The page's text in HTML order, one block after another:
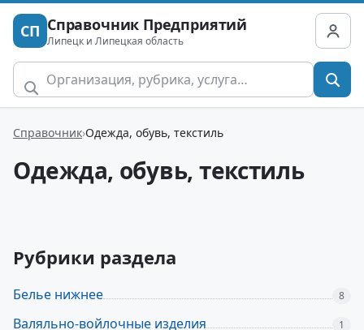
СП Справочник Предприятий
Липецк и Липецкая область
Справочник Одежда, обувь, текстиль
Одежда, обувь, текстиль
Рубрики раздела
Белье нижнее 8
Валяльно-войлочные изделия 1